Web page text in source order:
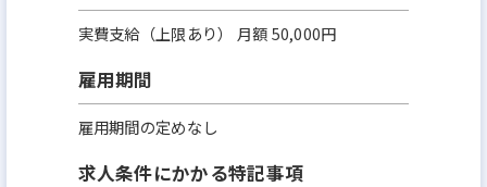
実費支給（上限あり） 月額 50,000円
雇用期間
雇用期間の定めなし
求人条件にかかる特記事項